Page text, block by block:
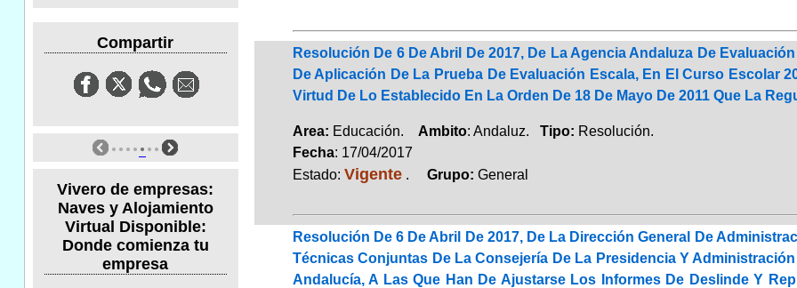
Compartir
Vivero de empresas:
Naves y Alojamiento
Virtual Disponible:
Donde comienza tu
empresa
Resolución De 6 De Abril De 2017, De La Agencia Andaluza De
De Aplicación De La Prueba De Evaluación Escala, En El Curso Escolar
Virtud De Lo Establecido En La Orden De 18 De Mayo De 2011 Que La
Area: Educación. Ambito: Andaluz. Tipo: Resolución.
Fecha: 17/04/2017
Estado: Vigente. Grupo: General
Resolución De 6 De Abril De 2017, De La Dirección General De
Técnicas Conjuntas De La Consejería De La Presidencia Y
Andalucía, A Las Que Han De Ajustarse Los Informes De Deslinde Y